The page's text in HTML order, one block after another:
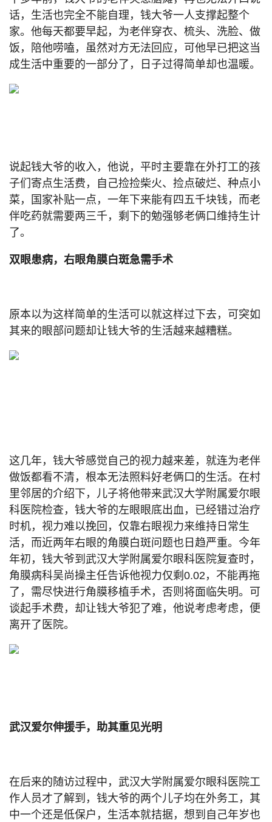
话，生活也完全不能自理，钱大爷一人支撑起整个
家。他每天都要早起，为老伴穿衣、梳头、洗脸、做
饭，陪他唠嗑，虽然对方无法回应，可他早已把这当
成生活中重要的一部分了，日子过得简单却也温暖。
说起钱大爷的收入，他说，平时主要靠在外打工的孩
子们寄点生活费，自己捡捡柴火、捡点破烂、种点小
菜，国家补贴一点，一年下来能有四五千块钱，而老
伴吃药就需要两三千，剩下的勉强够老俩口维持生计
了。
双眼患病，右眼角膜白斑急需手术
原本以为这样简单的生活可以就这样过下去，可突如
其来的眼部问题却让钱大爷的生活越来越糟糕。
这几年，钱大爷感觉自己的视力越来差，就连为老伴
做饭都看不清，根本无法照料好老俩口的生活。在村
里邻居的介绍下，儿子将他带来武汉大学附属爱尔眼
科医院检查，钱大爷的左眼眼底出血，已经错过治疗
时机，视力难以挽回，仅靠右眼视力来维持日常生
活，而近两年右眼的角膜白斑问题也日趋严重。今年
年初，钱大爷到武汉大学附属爱尔眼科医院复查时，
角膜病科吴尚操主任告诉他视力仅剩0.02，不能再拖
了，需尽快进行角膜移植手术，否则将面临失明。可
谈起手术费，却让钱大爷犯了难，他说考虑考虑，便
离开了医院。
武汉爱尔伸援手，助其重见光明
在后来的随访过程中，武汉大学附属爱尔眼科医院工
作人员才了解到，钱大爷的两个儿子均在外务工，其
中一个还是低保户，生活本就拮据，想到自己年岁也